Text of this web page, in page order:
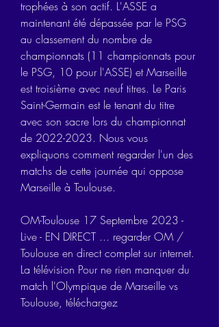
trophées à son actif. L'ASSE a
maintenant été dépassée par le PSG
au classement du nombre de
championnats (11 championnats pour
le PSG, 10 pour l'ASSE) et Marseille
est troisième avec neuf titres. Le Paris
Saint-Germain est le tenant du titre
avec son sacre lors du championnat
de 2022-2023. Nous vous
expliquons comment regarder l'un des
matchs de cette journée qui oppose
Marseille à Toulouse.
OM-Toulouse 17 Septembre 2023 -
Live - EN DIRECT ... regarder OM /
Toulouse en direct complet sur internet.
La télévision Pour ne rien manquer du
match l'Olympique de Marseille vs
Toulouse, téléchargez